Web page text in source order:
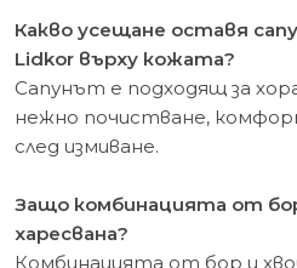
Какво усещане оставя
Lidkor върху кожата?
Сапунът е подходящ за
нежно почистване,
след измиване.
Защо комбинацията от
харесвана?
Комбинацията от бор и